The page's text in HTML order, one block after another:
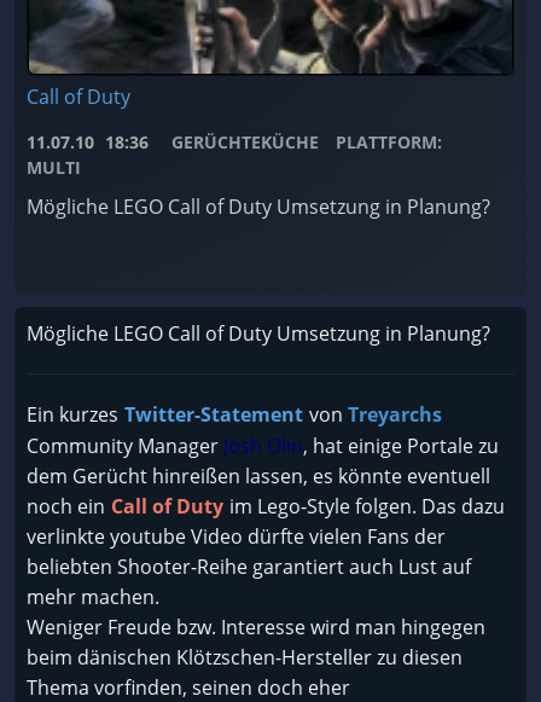
Call of Duty
11.07.10 18:36 GERÜCHTEKÜCHE
PLATTFORM:
MULTI
Mögliche LEGO Call of Duty Umsetzung in Planung?
Mögliche LEGO Call of Duty Umsetzung in Planung?
Ein kurzes Twitter-Statement von Treyarchs
Community Manager Josh Olin, hat einige Portale zu
dem Gerücht hinreißen lassen, es könnte eventuell
noch ein Call of Duty im Lego-Style folgen. Das dazu
verlinkte youtube Video dürfte vielen Fans der
beliebten Shooter-Reihe garantiert auch Lust auf
mehr machen.
Weniger Freude bzw. Interesse wird man hingegen
beim dänischen Klötzschen-Hersteller zu diesen
Thema vorfinden, seinen doch eher